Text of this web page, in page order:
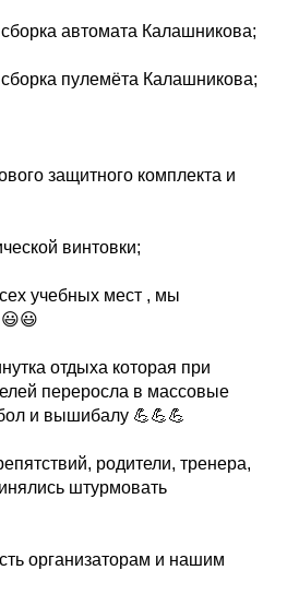
автомата Калашникова;
пулемёта Калашникова;
защитного комплекта и
винтовки;
учебных мест , мы
отдыха которая при
переросла в массовые
и вышибалу 💪💪💪
родители, тренера,
штурмовать
организаторам и нашим